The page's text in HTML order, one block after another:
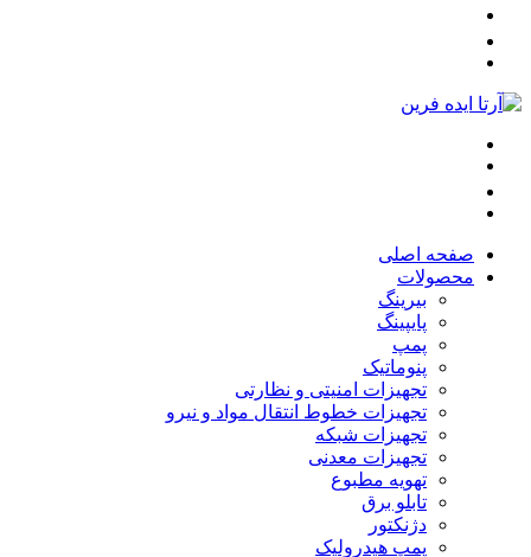
صفحه اصلی
محصولات
بیرینگ
پایپینگ
پمپ
پنوماتیک
تجهیزات امنیتی و نظارتی
تجهیزات خطوط انتقال مواد و نیرو
تجهیزات شبکه
تجهیزات معدنی
تهویه مطبوع
تابلو برق
دژنکتور
پمپ هیدرولیک